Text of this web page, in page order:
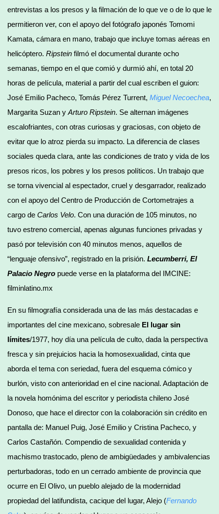
entrevistas a los presos y la filmación de lo que ve o de lo que le
permitieron ver, con el apoyo del fotógrafo japonés Tomomi
Kamata, cámara en mano, trabajo que incluye tomas aéreas en
helicóptero. Ripstein filmó el documental durante ocho
semanas, tiempo en el que comió y durmió ahí, en total 20
horas de película, material a partir del cual escriben el guion:
José Emilio Pacheco, Tomás Pérez Turrent, Miguel Necoechea,
Margarita Suzan y Arturo Ripstein. Se alternan imágenes
escalofriantes, con otras curiosas y graciosas, con objeto de
evitar que lo atroz pierda su impacto. La diferencia de clases
sociales queda clara, ante las condiciones de trato y vida de los
presos ricos, los pobres y los presos políticos. Un trabajo que
se torna vivencial al espectador, cruel y desgarrador, realizado
con el apoyo del Centro de Producción de Cortometrajes a
cargo de Carlos Velo. Con una duración de 105 minutos, no
tuvo estreno comercial, apenas algunas funciones privadas y
pasó por televisión con 40 minutos menos, aquellos de
“lenguaje ofensivo”, registrado en la prisión. Lecumberri, El
Palacio Negro puede verse en la plataforma del IMCINE:
filminlatino.mx
En su filmografía considerada una de las más destacadas e
importantes del cine mexicano, sobresale El lugar sin
límites/1977, hoy día una película de culto, dada la perspectiva
fresca y sin prejuicios hacia la homosexualidad, cinta que
aborda el tema con seriedad, fuera del esquema cómico y
burlón, visto con anterioridad en el cine nacional. Adaptación de
la novela homónima del escritor y periodista chileno José
Donoso, que hace el director con la colaboración sin crédito en
pantalla de: Manuel Puig, José Emilio y Cristina Pacheco, y
Carlos Castañón. Compendio de sexualidad contenida y
machismo trastocado, pleno de ambigüedades y ambivalencias
perturbadoras, todo en un cerrado ambiente de provincia que
ocurre en El Olivo, un pueblo alejado de la modernidad
propiedad del latifundista, cacique del lugar, Alejo (Fernando